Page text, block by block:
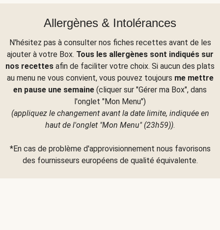
Allergènes & Intolérances
N'hésitez pas à consulter nos fiches recettes avant de les
ajouter à votre Box. Tous les allergènes sont indiqués sur
nos recettes afin de faciliter votre choix. Si aucun des plats
au menu ne vous convient, vous pouvez toujours me mettre
en pause une semaine (cliquer sur "Gérer ma Box", dans
l'onglet "Mon Menu")
(appliquez le changement avant la date limite, indiquée en
haut de l'onglet "Mon Menu" (23h59)).
*En cas de problème d'approvisionnement nous favorisons
des fournisseurs européens de qualité équivalente.